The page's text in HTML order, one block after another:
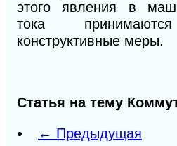
этого явления в
тока
конструктивные меры.
Статья на тему
← Предыдущая